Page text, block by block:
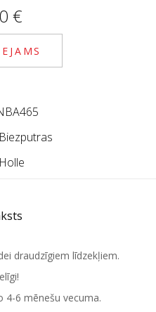
€
Biezputras
Holle
draudzīgiem līdzekļiem.
4-6 mēnešu vecuma.